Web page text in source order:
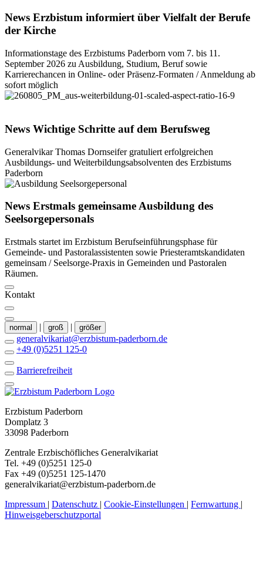
News Erzbistum informiertüber Vielfaltder Berufe
der Kirche
Informationstage des Erzbistums Paderborn vom 7. bis 11.
September 2026 zu Ausbildung, Studium, Beruf sowie
Karrierechancen in Online- oder Präsenz-Formaten / Anmeldung ab
sofort möglich
News Wichtige Schritte aufdem Berufsweg
Generalvikar Thomas Dornseifer gratuliert erfolgreichen
Ausbildungs- und Weiterbildungsabsolventen des Erzbistums
Paderborn
News Erstmals gemeinsameAusbildung des
Seelsorgepersonals
Erstmals startet im Erzbistum Berufseinführungsphase für
Gemeinde- und Pastoralassistenten sowie Priesteramtskandidaten
gemeinsam / Seelsorge-Praxis in Gemeinden und Pastoralen
Räumen.
Kontakt
normal | groß | größer
generalvikariat@erzbistum-paderborn.de
+49 (0)5251 125-0
Barrierefreiheit
Erzbistum Paderborn
Domplatz 3
33098 Paderborn
Zentrale Erzbischöfliches Generalvikariat
Tel. +49 (0)5251 125-0
Fax +49 (0)5251 125-1470
generalvikariat@erzbistum-paderborn.de
Impressum | Datenschutz | Cookie-Einstellungen | Fernwartung |
Hinweisgeberschutzportal